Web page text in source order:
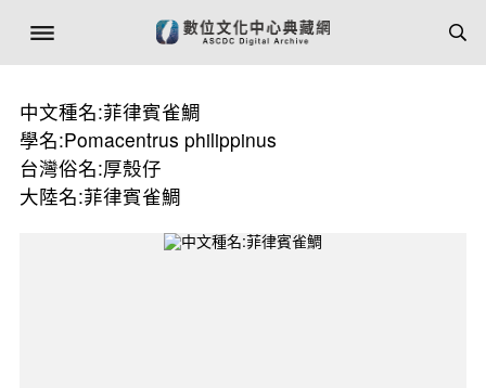
中文種名:菲律賓雀鯛
學名:Pomacentrus philippinus
台灣俗名:厚殼仔
大陸名:菲律賓雀鯛